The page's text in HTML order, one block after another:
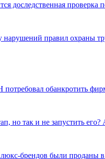
доследственная проверка
нарушений правил охраны
потребовал обанкротить
но так и не запустить
люкс-брендов были проданы